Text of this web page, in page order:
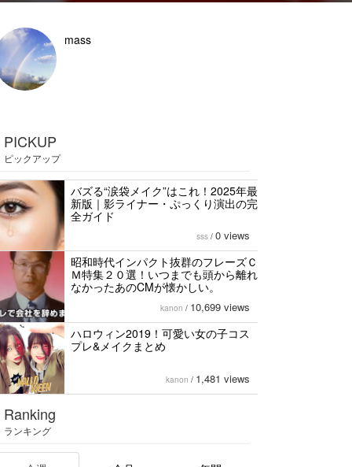
mass
PICKUP
ピックアップ
バズる“涙袋メイク”はこれ！2025年最
新版｜影ライナー・ぷっくり演出の完
全ガイド
sss / 0 views
昭和時代インパクト抜群のフレーズＣ
Ｍ特集２０選！いつまでも頭から離れ
なかったあのCMが懐かしい。
kanon / 10,699 views
ハロウィン2019！可愛い女の子コス
プレ&メイクまとめ
kanon / 1,481 views
Ranking
ランキング